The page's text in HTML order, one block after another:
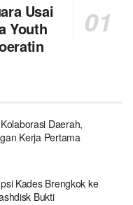
Usai
Youth
Daerah,
Kerja Pertama
Kades Brengkok ke
Bukti